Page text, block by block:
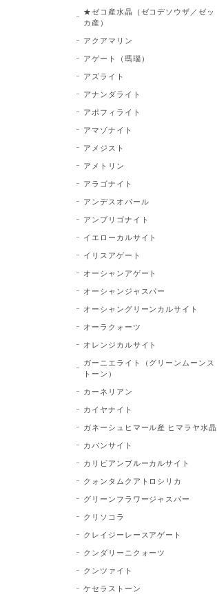
★ゼコ産水晶（ゼコデソウザ／ゼッ
カ産）
アクアマリン
アゲート（瑪瑙）
アズライト
アナンダライト
アポフィライト
アマゾナイト
アメジスト
アメトリン
アラゴナイト
アンデスオパール
アンブリゴナイト
イエローカルサイト
イリスアゲート
オーシャンアゲート
オーシャンジャスパー
オーシャングリーンカルサイト
オーラクォーツ
オレンジカルサイト
ガーニエライト（グリーンムーンス
トーン）
カーネリアン
カイヤナイト
ガネーシュヒマール産 ヒマラヤ水晶
カバンサイト
カリビアンブルーカルサイト
クォンタムクアトロシリカ
グリーンフラワージャスパー
クリソコラ
クレイジーレースアゲート
クンダリーニクォーツ
クンツァイト
ケセラストーン